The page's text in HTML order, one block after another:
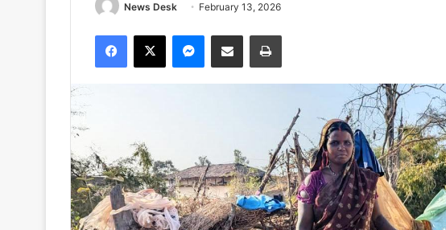
News Desk February 13, 2026
Facebook
X Messenger
Share via Email Print